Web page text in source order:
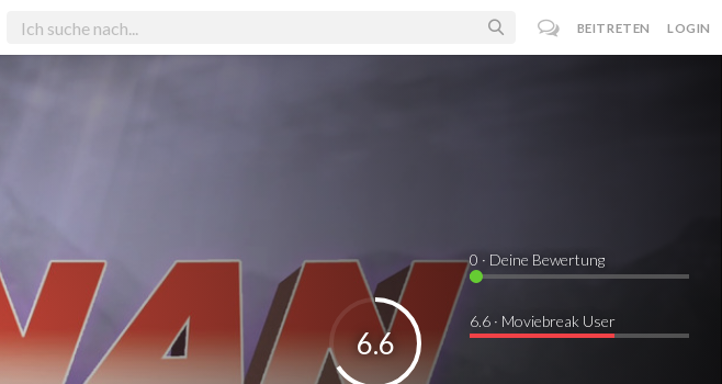
BEITRETEN LOGIN
6.6
0 · Deine Bewertung
6.6 · Moviebreak User